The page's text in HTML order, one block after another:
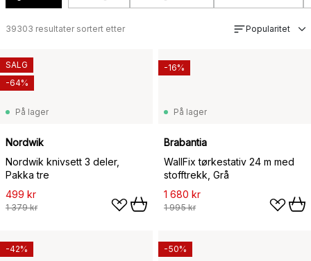
39303 resultater sortert etter Popularitet
På lager
Nordwik
Nordwik knivsett 3 deler,
Pakka tre
499 kr
1 379 kr
SALG
-64%
På lager
Brabantia
WallFix tørkestativ 24 m med
stofftrekk, Grå
1 680 kr
1 995 kr
-16%
-42% -50%